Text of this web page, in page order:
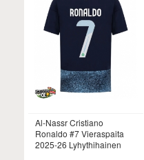
Al-Nassr Cristiano
Ronaldo #7 Vieraspaita
2025-26 Lyhythihainen